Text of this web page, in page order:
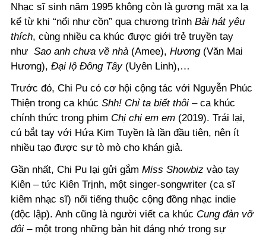
Nhạc sĩ sinh năm 1995 không còn là gương mặt xa lạ
kể từ khi “nổi như cồn” qua chương trình Bài hát yêu
thích, cùng nhiều ca khúc được giới trẻ truyền tay
như Sao anh chưa về nhà (Amee), Hương (Văn Mai
Hương), Đại lộ Đông Tây(Uyên Linh),…
Trước đó, Chi Pu có cơ hội cộng tác với Nguyễn Phúc
Thiện trong ca khúc Shh! Chỉ ta biết thôi – ca khúc
chính thức trong phim Chị chị em em (2019). Trái lại,
cú bắt tay với Hứa Kim Tuyền là lần đầu tiên, nên ít
nhiều tạo được sự tò mò cho khán giả.
Gần nhất, Chi Pu lại gửi gắm Miss Showbiz vào tay
Kiên – tức Kiên Trịnh, một singer-songwriter (ca sĩ
kiêm nhạc sĩ) nổi tiếng thuộc cộng đồng nhạc indie
(độc lập). Anh cũng là người viết ca khúc Cung đàn vỡ
đôi – một trong những bản hit đáng nhớ trong sự